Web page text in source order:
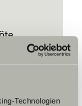
Technologien